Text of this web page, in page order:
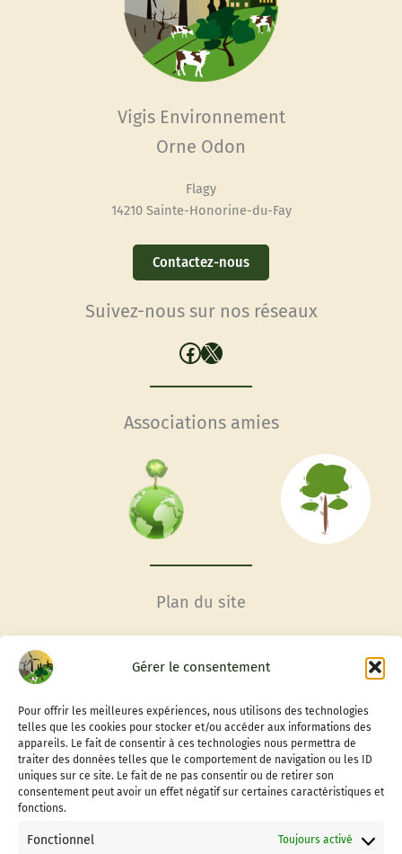
Gérer le consentement
Pour offrir les meilleures expériences, nous utilisons des technologies
telles que les cookies pour stocker et/ou accéder aux informations des
appareils. Le fait de consentir à ces technologies nous permettra de
traiter des données telles que le comportement de navigation ou les ID
uniques sur ce site. Le fait de ne pas consentir ou de retirer son
consentement peut avoir un effet négatif sur certaines caractéristiques et
fonctions.
Fonctionnel Toujours activé
Vigis Environnement
Orne Odon
Flagy
14210 Sainte-Honorine-du-Fay
Contactez-nous
Suivez-nous sur nos réseaux
Facebook
X
Associations amies
Plan du site
Conditions générales
Adhérer à l’association
Faire un don à Vigis
Informations
Mentions Légales